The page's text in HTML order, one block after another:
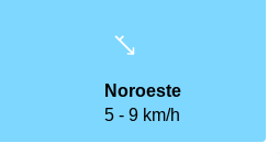
Noroeste
5
9 km/h